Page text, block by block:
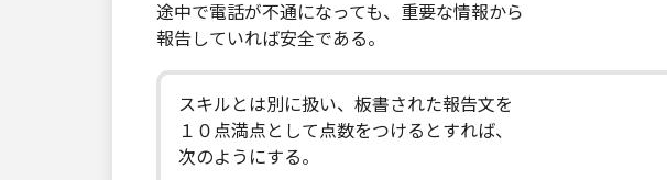
途中で電話が不通になっても、重要な情報から
報告していれば安全である。
スキルとは別に扱い、板書された報告文を
１０点満点として点数をつけるとすれば、
次のようにする。